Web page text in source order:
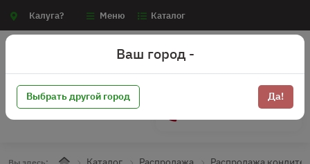
Калуга? Меню Каталог
Ваш город -
Выбрать другой город Да!